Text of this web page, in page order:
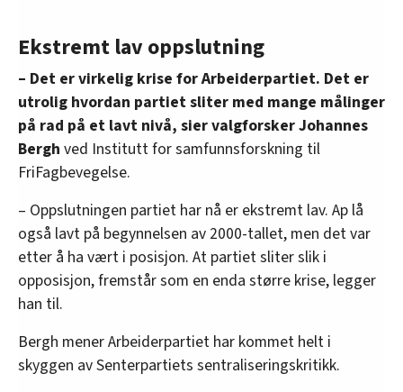
Ekstremt lav oppslutning
– Det er virkelig krise for Arbeiderpartiet. Det er
utrolig hvordan partiet sliter med mange målinger
på rad på et lavt nivå, sier valgforsker Johannes
Bergh ved Institutt for samfunnsforskning til
FriFagbevegelse.
– Oppslutningen partiet har nå er ekstremt lav. Ap lå
også lavt på begynnelsen av 2000-tallet, men det var
etter å ha vært i posisjon. At partiet sliter slik i
opposisjon, fremstår som en enda større krise, legger
han til.
Bergh mener Arbeiderpartiet har kommet helt i
skyggen av Senterpartiets sentraliseringskritikk.